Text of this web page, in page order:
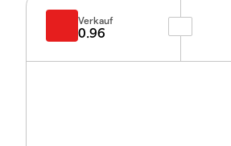
Verkauf
0.96